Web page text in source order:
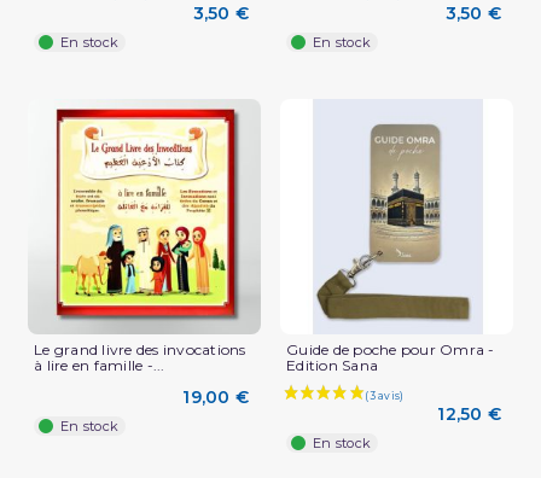
3,50 €
En stock
3,50 €
En stock
Le grand livre des invocations
à lire en famille -...
19,00 €
En stock
Guide de poche pour Omra -
Edition Sana
12,50 €
En stock